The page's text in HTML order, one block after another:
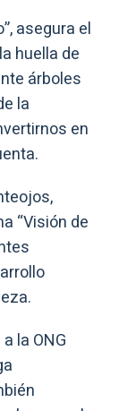
asegura el
huella de
árboles
la
en
“Visión de
la ONG